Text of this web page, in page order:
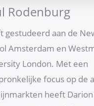
Rodenburg
gestudeerd aan de
Amsterdam en
London. Met een
focus op de
heeft Darion